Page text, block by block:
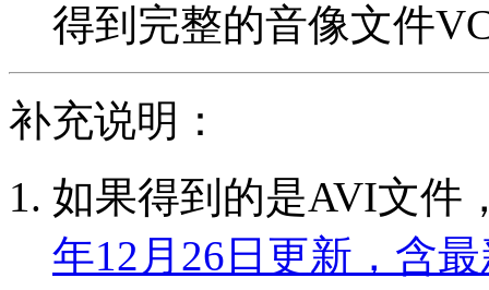
得到完整的音像文件
补充说明：
如果得到的是AVI文件
年12月26日更新，含